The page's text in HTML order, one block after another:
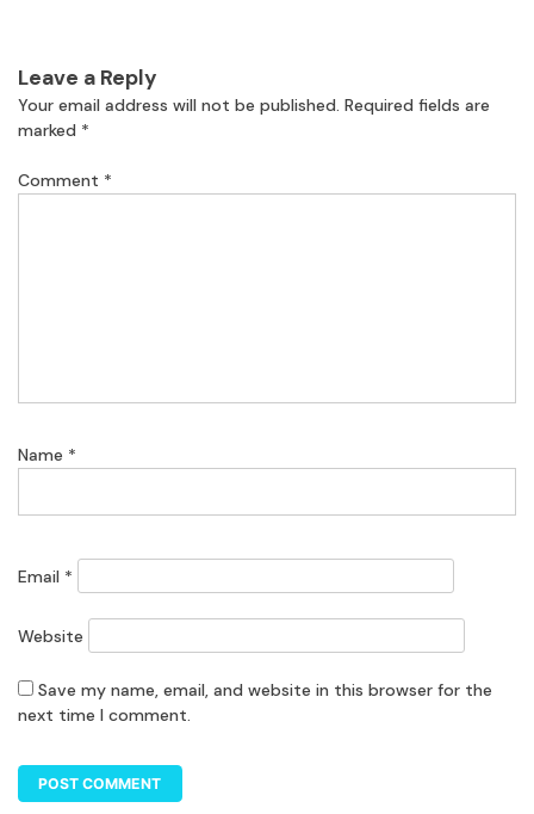
Leave a Reply
Your email address will not be published. Required fields are
marked *
Comment *
Name *
Email *
Website
Save my name, email, and website in this browser for the
next time I comment.